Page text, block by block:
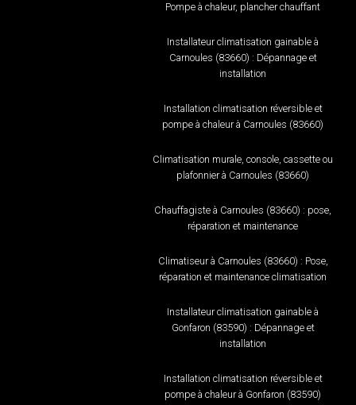
Pompe à chaleur, plancher chauffant
Installateur climatisation gainable à
Carnoules (83660) : Dépannage et
installation
Installation climatisation réversible et
pompe à chaleur à Carnoules (83660)
Climatisation murale, console, cassette ou
plafonnier à Carnoules (83660)
Chauffagiste à Carnoules (83660) : pose,
réparation et maintenance
Climatiseur à Carnoules (83660) : Pose,
réparation et maintenance climatisation
Installateur climatisation gainable à
Gonfaron (83590) : Dépannage et
installation
Installation climatisation réversible et
pompe à chaleur à Gonfaron (83590)